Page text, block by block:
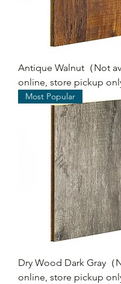
Antique Walnut（Not
online, store pickup only
Most Popular
Dry Wood Dark Gray（
online, store pickup only